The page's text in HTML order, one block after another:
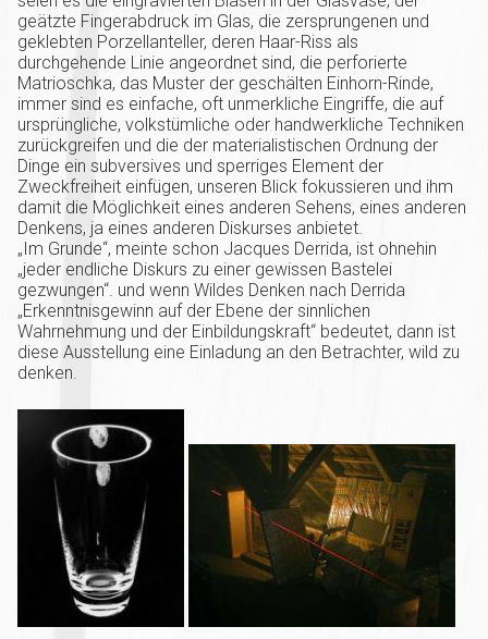
geätzte Fingerabdruck im Glas, die zersprungenen und
geklebten Porzellanteller, deren Haar-Riss als
durchgehende Linie angeordnet sind, die perforierte
Matrioschka, das Muster der geschälten Einhorn-Rinde,
immer sind es einfache, oft unmerkliche Eingriffe, die auf
ursprüngliche, volkstümliche oder handwerkliche Techniken
zurückgreifen und die der materialistischen Ordnung der
Dinge ein subversives und sperriges Element der
Zweckfreiheit einfügen, unseren Blick fokussieren und ihm
damit die Möglichkeit eines anderen Sehens, eines anderen
Denkens, ja eines anderen Diskurses anbietet.
„Im Grunde“, meinte schon Jacques Derrida, ist ohnehin
„jeder endliche Diskurs zu einer gewissen Bastelei
gezwungen“. und wenn Wildes Denken nach Derrida
„Erkenntnisgewinn auf der Ebene der sinnlichen
Wahrnehmung und der Einbildungskraft“ bedeutet, dann ist
diese Ausstellung eine Einladung an den Betrachter, wild zu
denken.